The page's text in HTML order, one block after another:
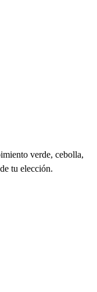
verde, cebolla,
tu elección.